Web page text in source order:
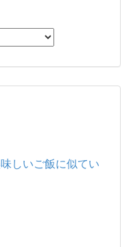
しいご飯に似てい